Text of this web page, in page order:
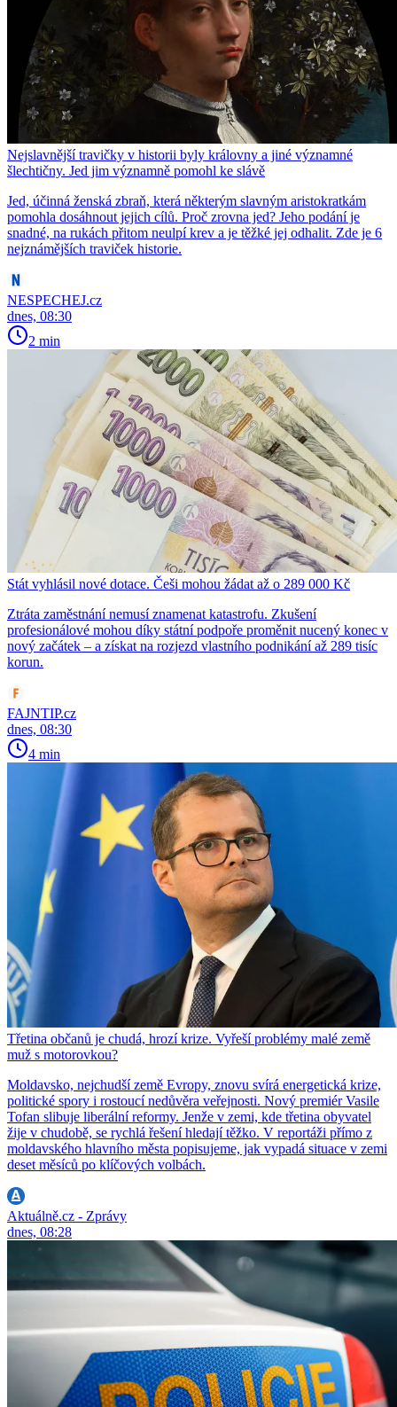
Nejslavnější travičky v historii byly královny a jiné významné
šlechtičny. Jed jim významně pomohl ke slávě
Jed, účinná ženská zbraň, která některým slavným aristokratkám
pomohla dosáhnout jejich cílů. Proč zrovna jed? Jeho podání je
snadné, na rukách přitom neulpí krev a je těžké jej odhalit. Zde je 6
nejznámějších traviček historie.
NESPECHEJ.cz
dnes, 08:30
2 min
Stát vyhlásil nové dotace. Češi mohou žádat až o 289 000 Kč
Ztráta zaměstnání nemusí znamenat katastrofu. Zkušení
profesionálové mohou díky státní podpoře proměnit nucený konec v
nový začátek – a získat na rozjezd vlastního podnikání až 289 tisíc
korun.
FAJNTIP.cz
dnes, 08:30
4 min
Třetina občanů je chudá, hrozí krize. Vyřeší problémy malé země
muž s motorovkou?
Moldavsko, nejchudší země Evropy, znovu svírá energetická krize,
politické spory i rostoucí nedůvěra veřejnosti. Nový premiér Vasile
Tofan slibuje liberální reformy. Jenže v zemi, kde třetina obyvatel
žije v chudobě, se rychlá řešení hledají těžko. V reportáži přímo z
moldavského hlavního města popisujeme, jak vypadá situace v zemi
deset měsíců po klíčových volbách.
Aktuálně.cz - Zprávy
dnes, 08:28